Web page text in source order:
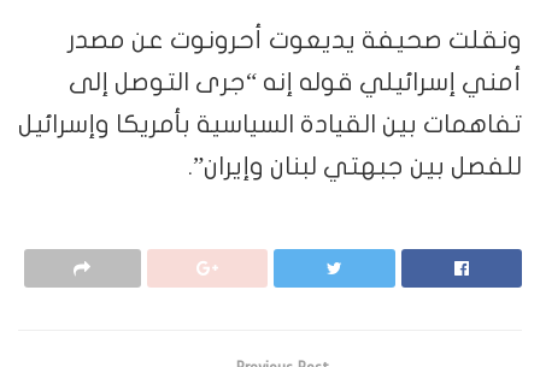
ونقلت صحيفة يديعوت أحرونوت عن مصدر
أمني إسرائيلي قوله إنه “جرى التوصل إلى
تفاهمات بين القيادة السياسية بأمريكا وإسرائيل
للفصل بين جبهتي لبنان وإيران”.